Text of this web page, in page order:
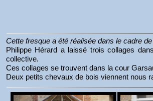
Cette fresque a été réalisée dans le cadre
Philippe Hérard a laissé trois collages
collective.
Ces collages se trouvent dans la cour
Deux petits chevaux de bois viennent nous